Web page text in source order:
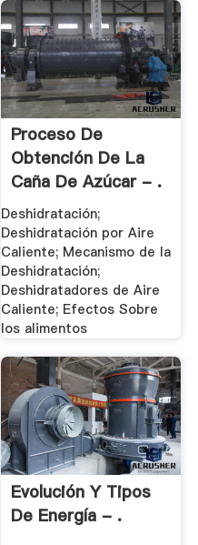
Proceso De
Obtención De La
Caña De Azúcar - .
Deshidratación;
Deshidratación por Aire
Caliente; Mecanismo de la
Deshidratación;
Deshidratadores de Aire
Caliente; Efectos Sobre
los alimentos
Evolución Y Tipos
De Energía - .